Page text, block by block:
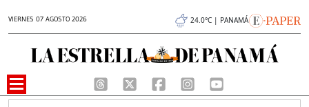
VIERNES 07 AGOSTO 2026 24.0°C | PANAMÁ